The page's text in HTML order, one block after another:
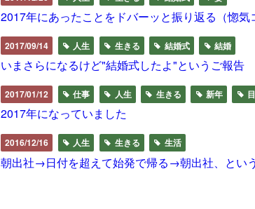
2017年にあったことをドバーッと振り返る（惚気
2017/09/14 人生 生きる 結婚式 結婚
いまさらになるけど"結婚式したよ"というご報告
2017/01/12 仕事 人生 生きる 新年
2017年になっていました
2016/12/16 人生 生きる 生活
朝出社→日付を超えて始発で帰る→朝出社、とい